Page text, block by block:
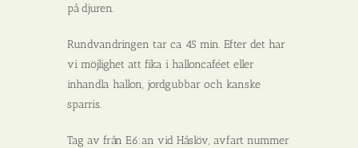
på djuren.
Rundvandringen tar ca 45 min. Efter det har
vi möjlighet att fika i halloncaféet eller
inhandla hallon, jordgubbar och kanske
sparris.
Tag av från E6:an vid Håslöv, avfart nummer